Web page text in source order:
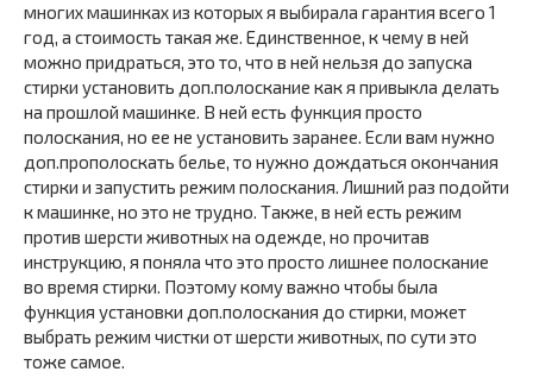
многих машинках из которых я выбирала гарантия всего 1
год, а стоимость такая же. Единственное, к чему в ней
можно придраться, это то, что в ней нельзя до запуска
стирки установить доп.полоскание как я привыкла делать
на прошлой машинке. В ней есть функция просто
полоскания, но ее не установить заранее. Если вам нужно
доп.прополоскать белье, то нужно дождаться окончания
стирки и запустить режим полоскания. Лишний раз подойти
к машинке, но это не трудно. Также, в ней есть режим
против шерсти животных на одежде, но прочитав
инструкцию, я поняла что это просто лишнее полоскание
во время стирки. Поэтому кому важно чтобы была
функция установки доп.полоскания до стирки, может
выбрать режим чистки от шерсти животных, по сути это
тоже самое.